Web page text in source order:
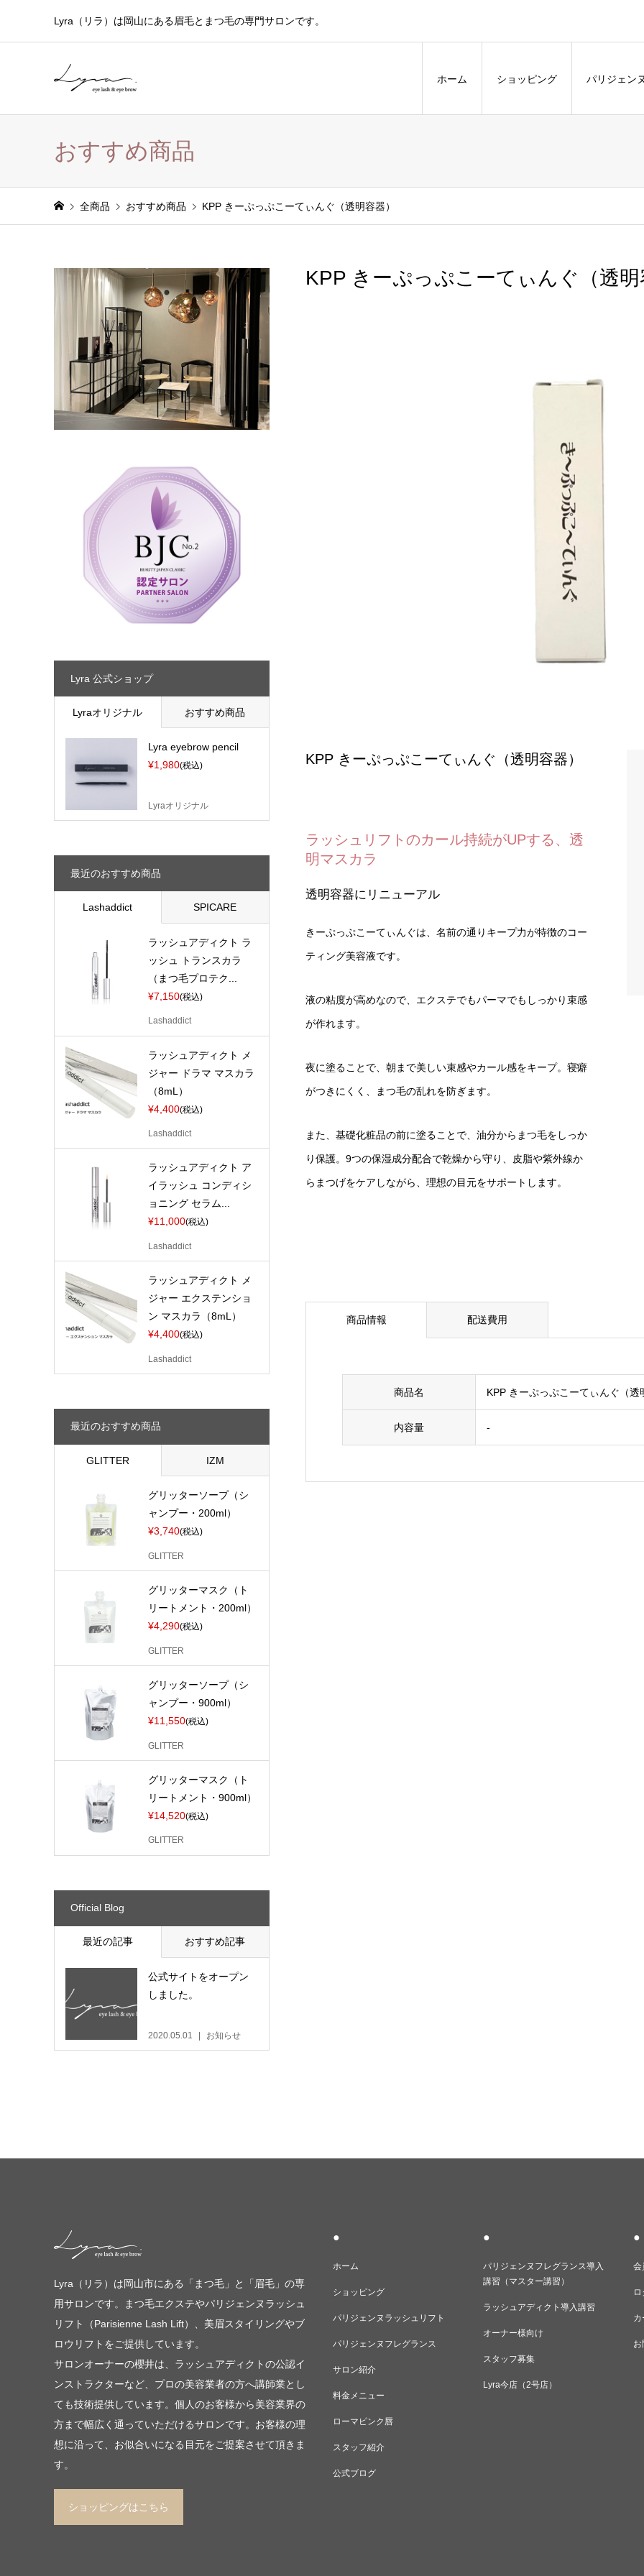
Lyra（リラ）は岡山にある眉毛とまつ毛の専門サロンです。
ホーム ショッピング パリジェン
おすすめ商品
全商品 おすすめ商品 KPP きーぷっぷこーてぃんぐ（透明容器）
KPP きーぷっぷこーてぃんぐ（透明
KPP きーぷっぷこーてぃんぐ（透明容器）
ラッシュリフトのカール持続がUPする、透
明マスカラ
透明容器にリニューアル
きーぷっぷこーてぃんぐは、名前の通りキープ力が特徴のコー
ティング美容液です。
液の粘度が高めなので、エクステでもパーマでもしっかり束感
が作れます。
夜に塗ることで、朝まで美しい束感やカール感をキープ。寝癖
がつきにくく、まつ毛の乱れを防ぎます。
また、基礎化粧品の前に塗ることで、油分からまつ毛をしっか
り保護。9つの保湿成分配合で乾燥から守り、皮脂や紫外線か
らまつげをケアしながら、理想の目元をサポートします。
商品情報 配送費用
商品名 KPP きーぷっぷこーてぃんぐ（透
内容量 -
Lyra 公式ショップ
Lyraオリジナル おすすめ商品
Lyra eyebrow pencil
¥1,980(税込)
Lyraオリジナル
最近のおすすめ商品
Lashaddict SPICARE
ラッシュアディクト ラ
ッシュ トランスカラ
（まつ毛プロテク...
¥7,150(税込)
Lashaddict
ラッシュアディクト メ
ジャー ドラマ マスカラ
（8mL）
¥4,400(税込)
Lashaddict
ラッシュアディクト ア
イラッシュ コンディシ
ョニング セラム...
¥11,000(税込)
Lashaddict
ラッシュアディクト メ
ジャー エクステンショ
ン マスカラ（8mL）
¥4,400(税込)
Lashaddict
最近のおすすめ商品
GLITTER IZM
グリッターソープ（シ
ャンプー・200ml）
¥3,740(税込)
GLITTER
グリッターマスク（ト
リートメント・200ml）
¥4,290(税込)
GLITTER
グリッターソープ（シ
ャンプー・900ml）
¥11,550(税込)
GLITTER
グリッターマスク（ト
リートメント・900ml）
¥14,520(税込)
GLITTER
Official Blog
最近の記事 おすすめ記事
公式サイトをオープン
しました。
2020.05.01 お知らせ
Lyra（リラ）は岡山市にある「まつ毛」と「眉毛」の専
用サロンです。まつ毛エクステやパリジェンヌラッシュ
リフト（Parisienne Lash Lift）、美眉スタイリングやブ
ロウリフトをご提供しています。
サロンオーナーの櫻井は、ラッシュアディクトの公認イ
ンストラクターなど、プロの美容業者の方へ講師業とし
ても技術提供しています。個人のお客様から美容業界の
方まで幅広く通っていただけるサロンです。お客様の理
想に沿って、お似合いになる目元をご提案させて頂きま
す。
ショッピングはこちら
●
ホーム
ショッピング
パリジェンヌラッシュリフト
パリジェンヌフレグランス
サロン紹介
料金メニュー
ローマピンク唇
スタッフ紹介
公式ブログ
●
パリジェンヌフレグランス導入
講習（マスター講習）
ラッシュアディクト導入講習
オーナー様向け
スタッフ募集
Lyra今店（2号店）
●
会
カ
お